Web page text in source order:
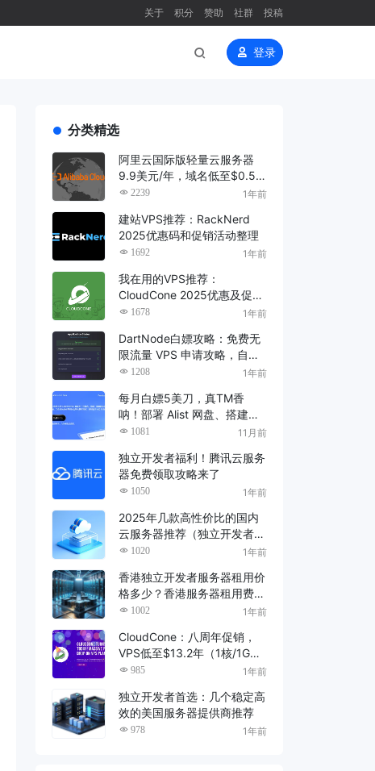
关于 积分 赞助 社群 投稿
登录
分类精选
阿里云国际版轻量云服务器
9.9美元/年，域名低至$0.5/
首年2239 1年前
建站VPS推荐：RackNerd
2025优惠码和促销活动整理
1692 1年前
我在用的VPS推荐：
CloudCone 2025优惠及促销
活动整理
1678 1年前
DartNode白嫖攻略：免费无
限流量 VPS 申请攻略，自动
审核秒通过！
1208 1年前
每月白嫖5美刀，真TM香
呐！部署 Alist 网盘、搭建
VPS、n8n云服务器
1081 11月前
独立开发者福利！腾讯云服务
器免费领取攻略来了
1050 1年前
2025年几款高性价比的国内
云服务器推荐（独立开发者必
看）1020 1年前
香港独立开发者服务器租用价
格多少？香港服务器租用费用
全解析
1002 1年前
CloudCone：八周年促销，
VPS低至$13.2年（1核/1G内
存）
985 1年前
独立开发者首选：几个稳定高
效的美国服务器提供商推荐
978 1年前